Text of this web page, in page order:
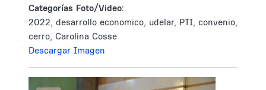
Categorías Foto/Video:
2022, desarrollo economico, udelar, PTI, convenio,
cerro, Carolina Cosse
Descargar Imagen